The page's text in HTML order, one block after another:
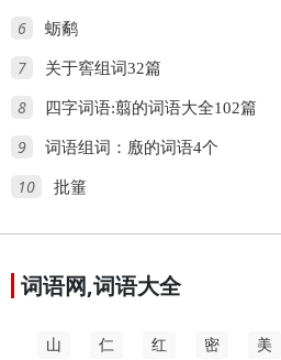
6 蛎鹬
7 关于窖组词32篇
8 四字词语:翦的词语大全102篇
9 词语组词：廒的词语4个
10 批箠
词语网,词语大全
山 仁 红 密 美